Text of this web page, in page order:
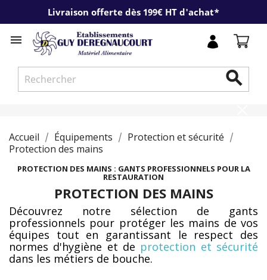
Livraison offerte dès 199€ HT d'achat*


Accueil Équipements
Protection et sécurité
Protection des mains
PROTECTION DES MAINS : GANTS PROFESSIONNELS POUR LA
RESTAURATION
PROTECTION DES MAINS
Découvrez notre sélection de gants
professionnels pour protéger les mains de vos
équipes tout en garantissant le respect des
normes d'hygiène et de protection et sécurité
dans les métiers de bouche.